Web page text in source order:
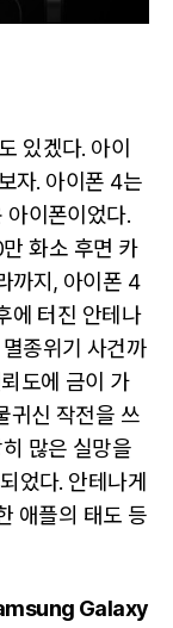
있겠다. 아이
자. 아이폰 4는
아이폰이었다.
화소 후면 카
까지, 아이폰 4
에 터진 안테나
종위기 사건까
도에 금이 가
귀신 작전을 쓰
많은 실망을
었다. 안테나게
애플의 태도 등
Galaxy